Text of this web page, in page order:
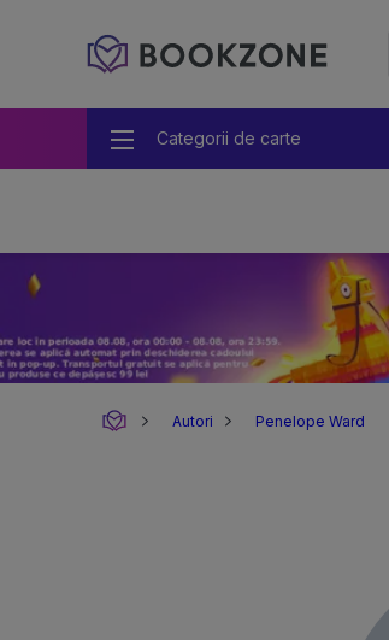
Categorii de carte
Autori Penelope Ward